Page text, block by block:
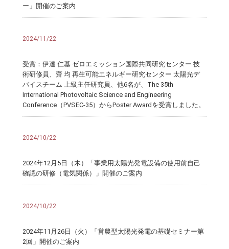
ー」開催のご案内
2024/11/22
受賞：伊達 仁基 ゼロエミッション国際共同研究センター 技
術研修員、齋 均 再生可能エネルギー研究センター 太陽光デ
バイスチーム 上級主任研究員、他6名が、The 35th
International Photovoltaic Science and Engineering
Conference（PVSEC-35）からPoster Awardを受賞しました。
2024/10/22
2024年12月5日（木）「事業用太陽光発電設備の使用前自己
確認の研修（電気関係）」開催のご案内
2024/10/22
2024年11月26日（火）「営農型太陽光発電の基礎セミナー第
2回」開催のご案内